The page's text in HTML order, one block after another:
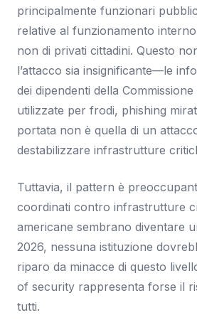
principalmente funzionari
relative al funzionamento interno
non di privati cittadini. Questo
l’attacco sia insignificante—le
dei dipendenti della
utilizzate per frodi, phishing
portata non è quella di un
destabilizzare infrastrutture
Tuttavia, il pattern è
coordinati contro infrastrutture
americane sembrano diventare
2026, nessuna istituzione
riparo da minacce di questo
of security rappresenta forse il
tutti.